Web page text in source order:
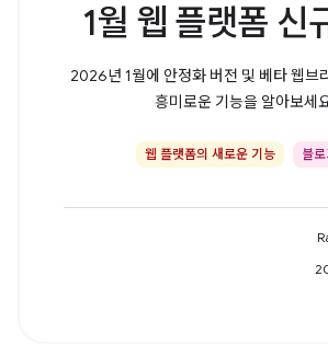
1월 웹 플랫폼 신
2026년 1월에 안정화 버전 및 베타 웹브
흥미로운 기능을 알아보세
웹 플랫폼의 새로운 기능 블